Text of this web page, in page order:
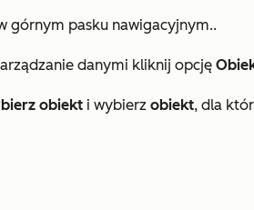
górnym pasku nawigacyjnym..
danymi kliknij opcję
obiekt i wybierz obiekt, dla